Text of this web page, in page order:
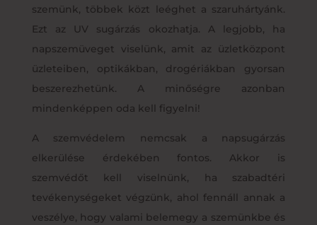
szemünk, többek közt leéghet a szaruhártyánk.
Ezt az UV sugárzás okozhatja. A legjobb, ha
napszemüveget viselünk, amit az üzletközpont
üzleteiben, optikákban, drogériákban gyorsan
beszerezhetünk. A minőségre azonban
mindenképpen oda kell figyelni!
A szemvédelem nemcsak a napsugárzás
elkerülése érdekében fontos. Akkor is
szemvédőt kell viselnünk, ha szabadtéri
tevékenységeket végzünk, ahol fennáll annak a
veszélye, hogy valami belemegy a szemünkbe és